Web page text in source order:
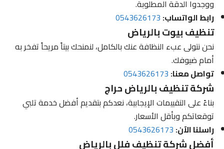
ووجدوا الدقة المطلوبة.
رابط الواتساب:0543626173
تنظيف بيوت بالرياض
نحن نتولى عبء النظافة عنك بالكامل، لنمنحك بيتاً مريحاً تفخر به
أمام ضيوفك.
تواصل معنا:0543626173
شركة تنظيف بالرياض حراج
بناءً على التقييمات الإيجابية، نعدكم بتقديم أفضل خدمة تلبي
توقعاتكم وبأقل الأسعار.
راسلنا الآن:0543626173
أفضل شركة تنظيف فلل بالرياض